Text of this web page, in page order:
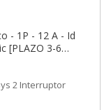
- 1P - 12 A - Id
[PLAZO 3-6